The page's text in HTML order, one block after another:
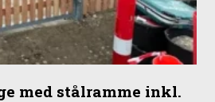
med stålramme inkl.